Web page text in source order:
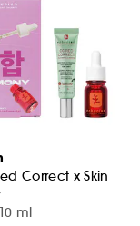
Correct x Skin
facial
ml